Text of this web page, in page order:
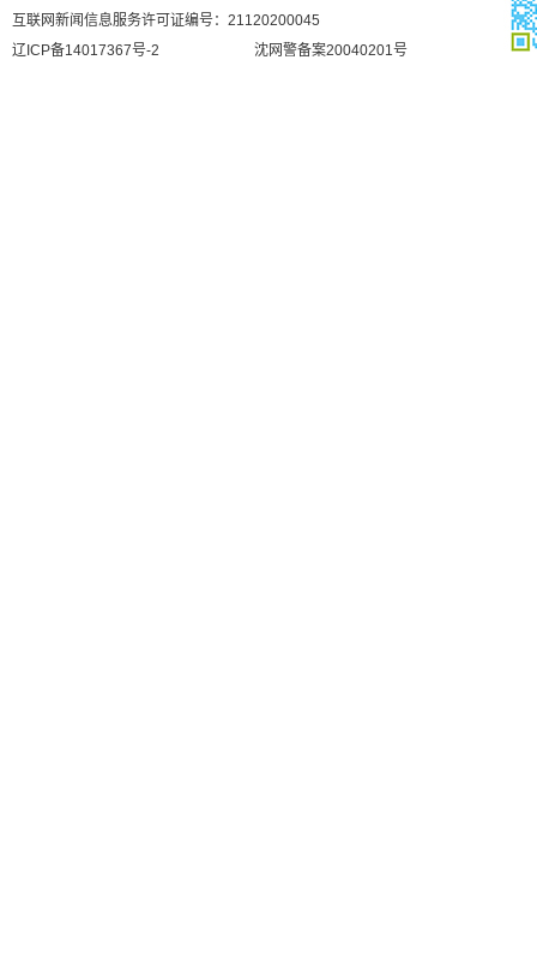
互联网新闻信息服务许可证编号：21120200045
辽ICP备14017367号-2
沈网警备案20040201号